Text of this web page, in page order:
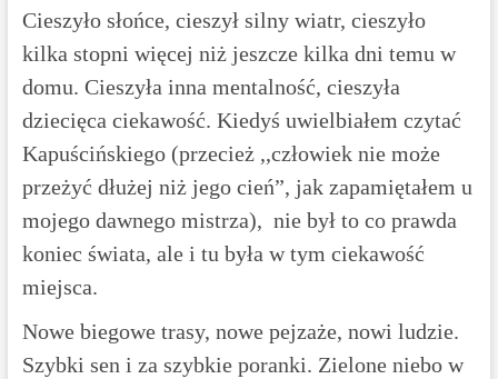
Cieszyło słońce, cieszył silny wiatr, cieszyło
kilka stopni więcej niż jeszcze kilka dni temu w
domu. Cieszyła inna mentalność, cieszyła
dziecięca ciekawość. Kiedyś uwielbiałem czytać
Kapuścińskiego (przecież ,,człowiek nie może
przeżyć dłużej niż jego cień”, jak zapamiętałem u
mojego dawnego mistrza), nie był to co prawda
koniec świata, ale i tu była w tym ciekawość
miejsca.
Nowe biegowe trasy, nowe pejzaże, nowi ludzie.
Szybki sen i za szybkie poranki. Zielone niebo w